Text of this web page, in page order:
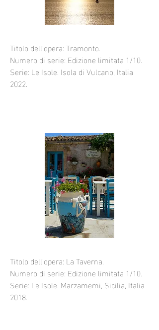
Titolo dell'opera: Tramonto.
Numero di serie: Edizione limitata 1/10.
Serie: Le Isole. Isola di Vulcano, Italia
2022.
Titolo dell'opera: La Taverna.
Numero di serie: Edizione limitata 1/10.
Serie: Le Isole. Marzamemi, Sicilia, Italia
2018.